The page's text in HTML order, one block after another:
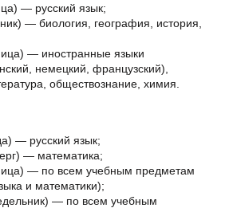
— русский язык;
— биология, география, история,
— иностранные языки
немецкий, французский),
обществознание, химия.
— русский язык;
— математика;
— по всем учебным предметам
и математики);
— по всем учебным